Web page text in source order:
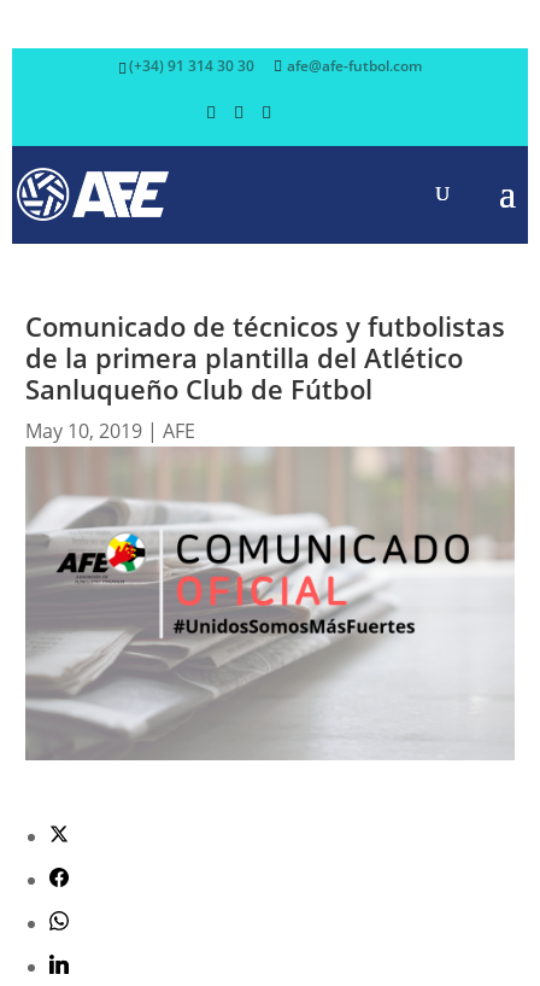
(+34) 91 314 30 30 afe@afe-futbol.com
Comunicado de técnicos y futbolistas
de la primera plantilla del Atlético
Sanluqueño Club de Fútbol
May 10, 2019| AFE